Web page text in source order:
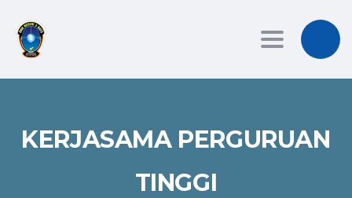
Toggle
KERJASAMA PERGURUAN
TINGGI